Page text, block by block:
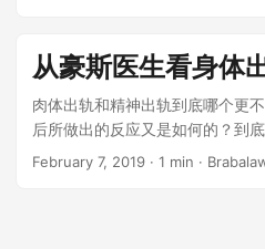
裹上防护服，绑上防护面罩，趁
是一个要马不停蹄的逃离这个国
活了9年的国家。 事实上并不是
的日子暂时结束了。不知道从什
这个身份渐渐被自己模糊掉了：
再那么重要，我日常会更多去思
从豪斯医生看身体
肉体出轨和精神出轨到底哪个更
后所做出的反应又是如何的？到
February 7, 2019 · 1 min ·